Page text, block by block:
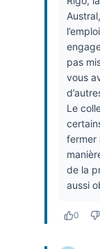
pas
vous
Le
fermer
de la
aussi
0